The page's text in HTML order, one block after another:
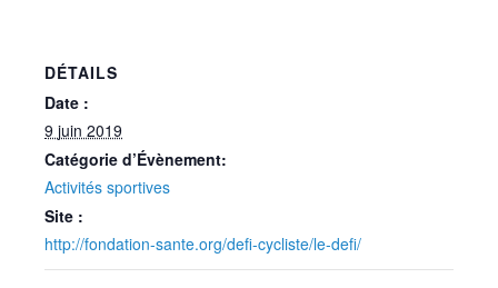
DÉTAILS
Date :
9 juin 2019
Catégorie d’Évènement:
Activités sportives
Site :
http://fondation-sante.org/defi-cycliste/le-defi/